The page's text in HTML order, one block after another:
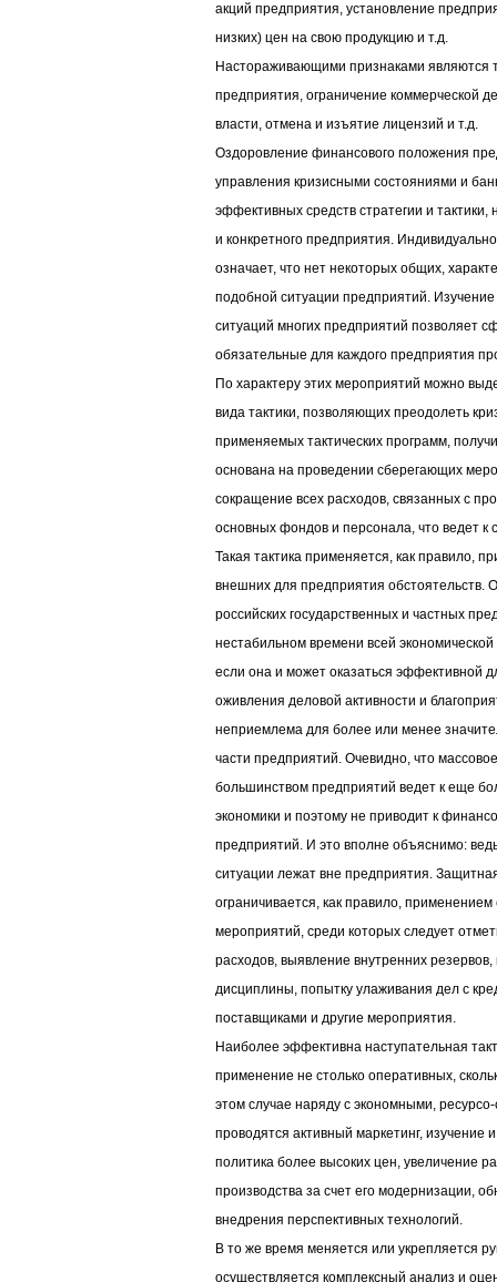
акций предприятия, установление
низких) цен на свою продукцию и т.д.
Настораживающими признаками являются
предприятия, ограничение коммерческой
власти, отмена и изъятие лицензий и т.д.
Оздоровление финансового положения
управления кризисными состояниями и
эффективных средств стратегии и
и конкретного предприятия.
означает, что нет некоторых общих,
подобной ситуации предприятий.
ситуаций многих предприятий позволяет
обязательные для каждого предприятия
По характеру этих мероприятий можно
вида тактики, позволяющих преодолеть
применяемых тактических программ,
основана на проведении сберегающих
сокращение всех расходов, связанных с
основных фондов и персонала, что ведет
Такая тактика применяется, как правило,
внешних для предприятия обстоятельств.
российских государственных и частных
нестабильном времени всей
если она и может оказаться эффективной
оживления деловой активности и
неприемлема для более или менее
части предприятий. Очевидно, что
большинством предприятий ведет к еще
экономики и поэтому не приводит к
предприятий. И это вполне объяснимо:
ситуации лежат вне предприятия.
ограничивается, как правило,
мероприятий, среди которых следует
расходов, выявление внутренних
дисциплины, попытку улаживания дел с
поставщиками и другие мероприятия.
Наиболее эффективна наступательная
применение не столько оперативных,
этом случае наряду с экономными,
проводятся активный маркетинг, изучение
политика более высоких цен, увеличение
производства за счет его модернизации,
внедрения перспективных технологий.
В то же время меняется или укрепляется
осуществляется комплексный анализ и